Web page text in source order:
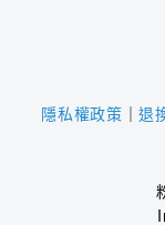
隱私權政策 ｜退